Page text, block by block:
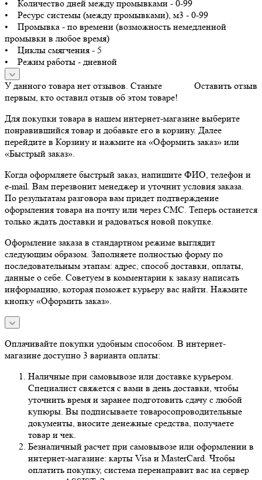
• Количество дней между промывками - 0-99
• Ресурс системы (между промывками), м3 - 0-99
• Промывка - по времени (возможность немедленной
промывки в любое время)
• Циклы смягчения - 5
• Режим работы - дневной
Оставить отзыв
У данного товара нет отзывов. Станьте
первым, кто оставил отзыв об этом товаре!
Для покупки товара в нашем интернет-магазине выберите
понравившийся товар и добавьте его в корзину. Далее
перейдите в Корзину и нажмите на «Оформить заказ» или
«Быстрый заказ».
Когда оформляете быстрый заказ, напишите ФИО, телефон и
e-mail. Вам перезвонит менеджер и уточнит условия заказа.
По результатам разговора вам придет подтверждение
оформления товара на почту или через СМС. Теперь останется
только ждать доставки и радоваться новой покупке.
Оформление заказа в стандартном режиме выглядит
следующим образом. Заполняете полностью форму по
последовательным этапам: адрес, способ доставки, оплаты,
данные о себе. Советуем в комментарии к заказу написать
информацию, которая поможет курьеру вас найти. Нажмите
кнопку «Оформить заказ».
Оплачивайте покупки удобным способом. В интернет-
магазине доступно 3 варианта оплаты:
Наличные при самовывозе или доставке курьером.
Специалист свяжется с вами в день доставки, чтобы
уточнить время и заранее подготовить сдачу с любой
купюры. Вы подписываете товаросопроводительные
документы, вносите денежные средства, получаете
товар и чек.
Безналичный расчет при самовывозе или оформлении в
интернет-магазине: карты Visa и MasterCard. Чтобы
оплатить покупку, система перенаправит вас на сервер